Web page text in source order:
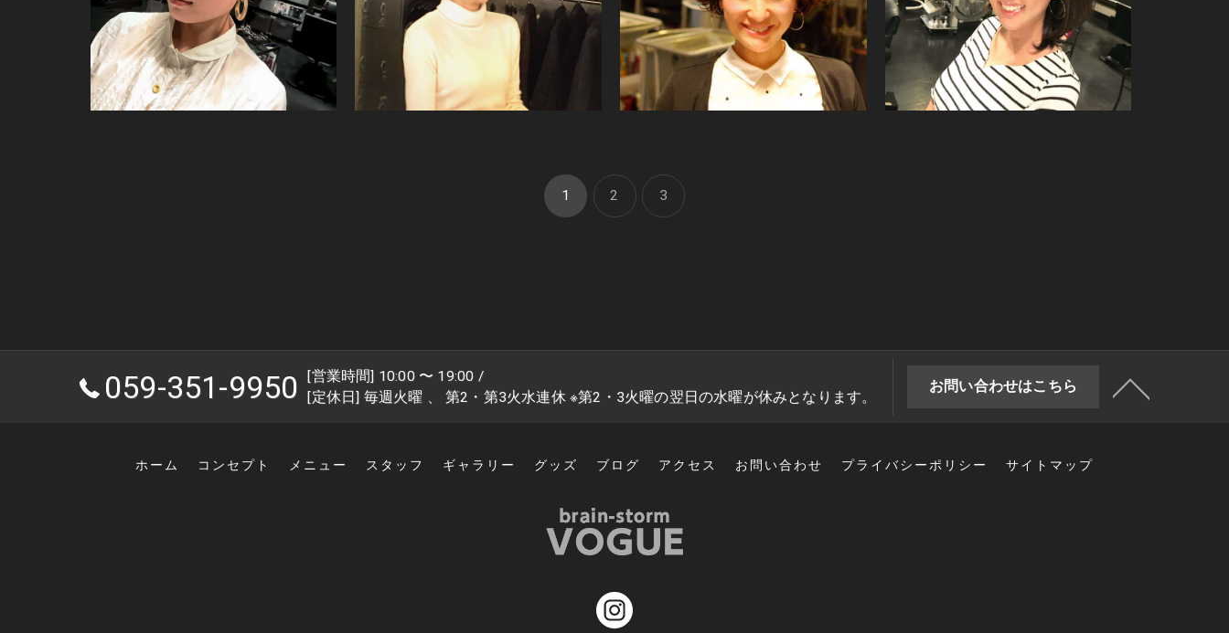
1 2 3
059-351-9950
[営業時間] 10:00 〜 19:00 /
[定休日] 毎週火曜 、 第2・第3火水連休 ※第2・3火曜の翌日の水曜が休みとなります。
お問い合わせはこちら
ホーム コンセプト メニュー スタッフ ギャラリー グッズ ブログ アクセス お問い合わせ プライバシーポリシー サイトマップ